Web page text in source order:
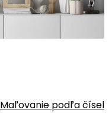
Maľovanie podľa čísel